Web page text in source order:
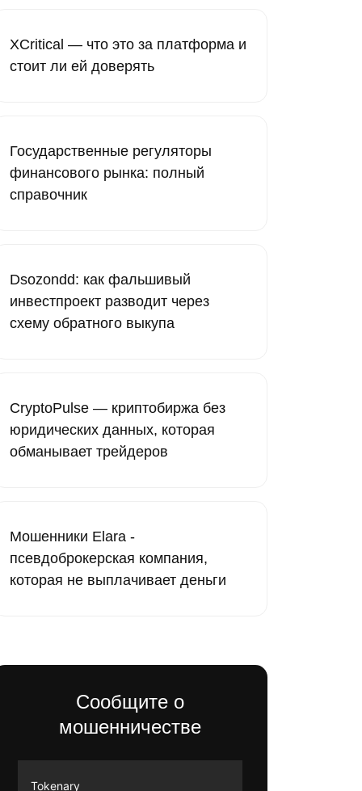
XCritical — что это за платформа и
стоит ли ей доверять
Государственные регуляторы
финансового рынка: полный
справочник
Dsozondd: как фальшивый
инвестпроект разводит через
схему обратного выкупа
CryptoPulse — криптобиржа без
юридических данных, которая
обманывает трейдеров
Мошенники Elara -
псевдоброкерская компания,
которая не выплачивает деньги
Сообщите о
мошенничестве